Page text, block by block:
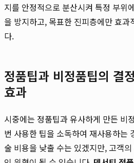
지를 안정적으로 분산시켜 특정 부위
을 방지하고, 목표한 진피층에만 효과
다.
정품팁과 비정품팁의 결
효과
시중에는 정품팁과 유사하게 만든 비
번 사용한 팁을 소독하여 재사용하는
술 비용을 낮출 수는 있겠지만, 고객